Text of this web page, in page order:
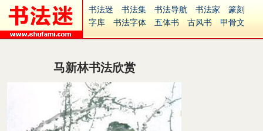
书法迷 书法集 书法导航 书法家
篆刻
字库
书法字体 五体书 古风书
甲骨文
集字
字形
古籍
中医
起名
印章
字体下载
免费字体 中文字体
Ai矢量
P图宝 南无阿弥陀佛
安全网站
捐赠 繁體版
马新林书法欣赏